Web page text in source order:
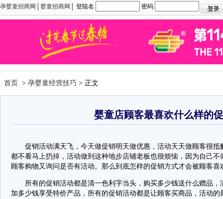
孕婴童招商网 婴童招商网 │ 登陆名 密码
首页 > 孕婴童经营技巧 > 正文
婴童店顾客最喜欢什么样的
促销活动满天飞，今天做促销明天做优惠，活动天天做顾客很抵
都不看马上扔掉，活动做到这种地步店铺老板也很烦恼，因为自己
顾客购物又询问是否有活动。那么到底怎样的促销方式才会被顾客喜
所有的促销活动都是清一色利字当头，购买多少钱送什么赠品，
加多少钱享受特价产品，所有的促销活动都是让顾客买商品，活动